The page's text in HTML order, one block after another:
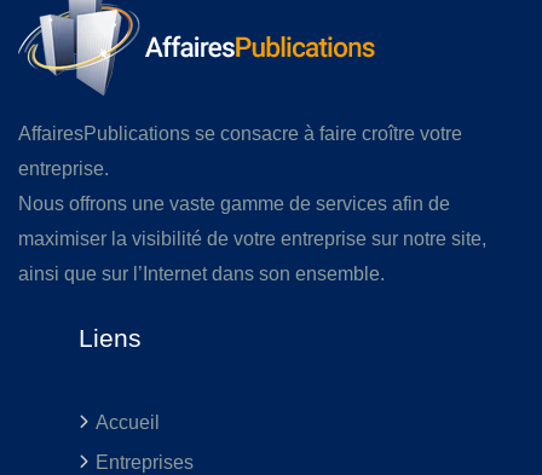
AffairesPublications se consacre à faire croître votre
entreprise.
Nous offrons une vaste gamme de services afin de
maximiser la visibilité de votre entreprise sur notre site,
ainsi que sur l’Internet dans son ensemble.
Liens
Accueil
Entreprises